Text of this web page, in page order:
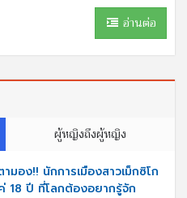
อ่านต่อ
ผู้หญิงถึงผู้หญิง
มอง!! นักการเมืองสาวเม็กซิโก
18 ปี ที่โลกต้องอยากรู้จัก